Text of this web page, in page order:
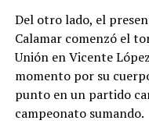
Del otro lado, el
Calamar comenzó el
Unión en Vicente
momento por su
punto en un partido
campeonato sumando.